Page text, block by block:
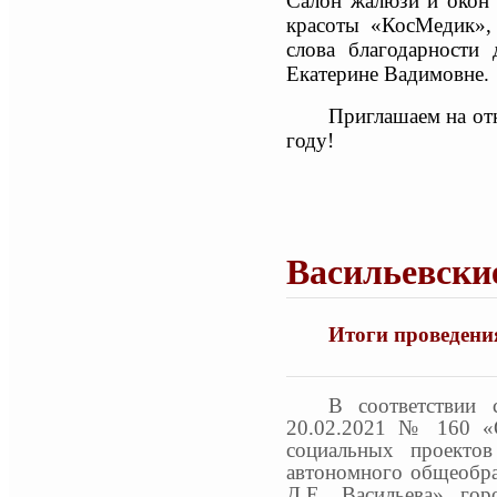
красоты
слова
Екатерине
Приглашаем на
году!
Итоги
В соответствии
20.02.2021 № 160
социальных
автономного